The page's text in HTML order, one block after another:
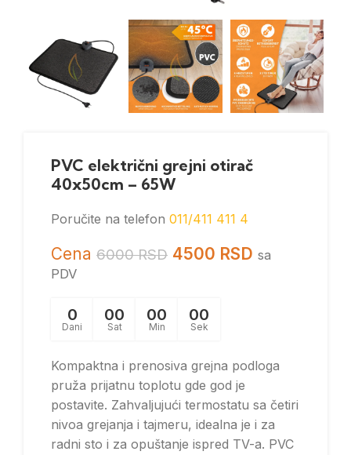
PVC električni grejni otirač
40x50cm – 65W
Poručite na telefon 011/411 411 4
Cena 6000RSD 4500 RSD sa
PDV
0
Dani
00
Sat
00
Min
00
Sek
Kompaktna i prenosiva grejna podloga
pruža prijatnu toplotu gde god je
postavite. Zahvaljujući termostatu sa četiri
nivoa grejanja i tajmeru, idealna je i za
radni sto i za opuštanje ispred TV-a. PVC